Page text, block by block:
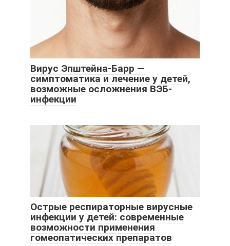
Вирус Эпштейна-Барр —
симптоматика и лечение у детей,
возможные осложнения ВЭБ-
инфекции
Острые респираторные вирусные
инфекции у детей: современные
возможности применения
гомеопатических препаратов